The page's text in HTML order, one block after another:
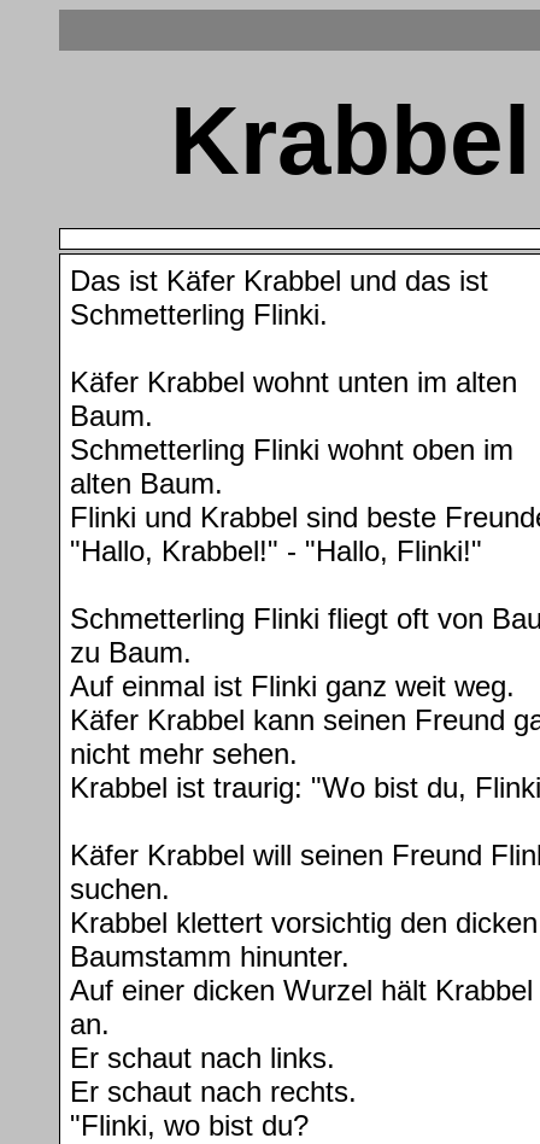
Das ist Käfer Krabbel und das ist
Schmetterling Flinki.
Käfer Krabbel wohnt unten im alten
Baum.
Schmetterling Flinki wohnt oben im
alten Baum.
Flinki und Krabbel sind beste
"Hallo, Krabbel!" - "Hallo, Flinki!"
Schmetterling Flinki fliegt oft von
zu Baum.
Auf einmal ist Flinki ganz weit weg.
Käfer Krabbel kann seinen Freund
nicht mehr sehen.
Krabbel ist traurig: "Wo bist du,
Käfer Krabbel will seinen Freund
suchen.
Krabbel klettert vorsichtig den dicken
Baumstamm hinunter.
Auf einer dicken Wurzel hält Krabbel
an.
Er schaut nach links.
Er schaut nach rechts.
"Flinki, wo bist du?